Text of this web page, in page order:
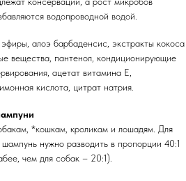
водопроводной водой.
алоэ барбаденсис, экстракты кокоса
вещества, пантенол, кондиционирующие
ацетат витамина Е,
кислота, цитрат натрия.
*кошкам, кроликам и лошадям. Для
нужно разводить в пропорции 40:1
чем для собак – 20:1).